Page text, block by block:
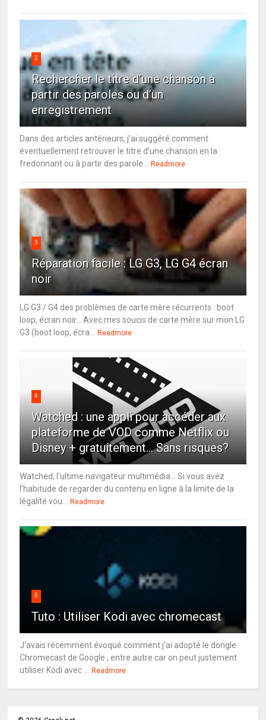
2
Rechercher le titre d’une chanson à
partir des paroles ou d’un
enregistrement
Dans des articles antérieurs, j’ai suggéré comment
éventuellement retrouver le titre d’une chanson en la
fredonnant ou à partir des parole...
Readmore
3
Réparation facile : LG G3, LG G4 écran
noir
LG G3 / G4 des problèmes de carte mère récurrents : boot
loop, écran noir... Avec mes soucis de carte mère sur mon LG
G3 (boot loop, écra...
Readmore
4
Watched : une appli pour accéder aux
plateforme de VOD comme Netflix ou
Disney + gratuitement... Sans risques?
Watched, l'ultime navigateur multimédia... Si vous avez
l'habitude de regarder du contenu en ligne à la limite de la
légalité vou...
Readmore
5
Tuto : Utiliser Kodi avec chromecast
J'avais récemment évoqué comment j'ai adopté le dongle
Chromecast de Google , entre autre car on peut justement
utiliser Kodi avec ...
Readmore